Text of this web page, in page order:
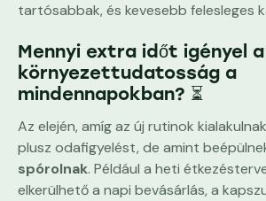
tartósabbak, és kevesebb felesleges
Mennyi extra időt igényel a
környezettudatosság a
mindennapokban? ⏳
Az elején, amíg az új rutinok
plusz odafigyelést, de amint
spórolnak. Például a heti
elkerülhető a napi bevásárlás, a